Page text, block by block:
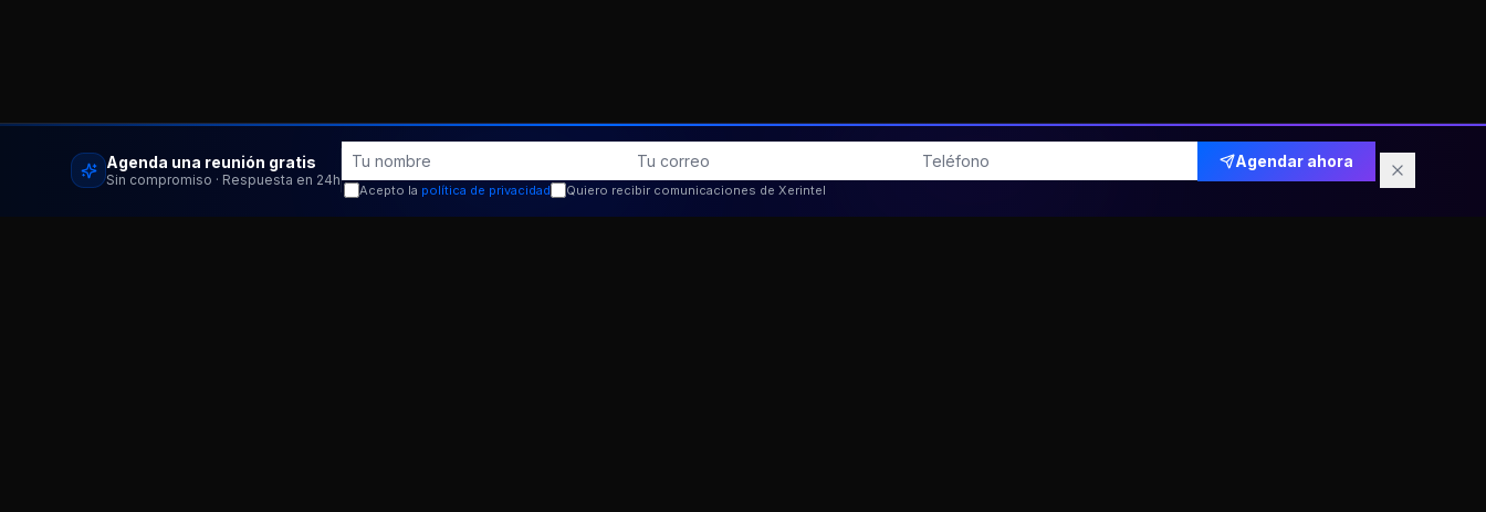
Agenda una reunión gratis
Sin compromiso · Respuesta en 24h
Agendar ahora
Acepto la política de privacidad Quiero recibir comunicaciones de Xerintel